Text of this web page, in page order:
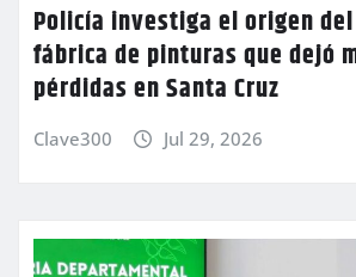
Policía investiga el origen
fábrica de pinturas que dejó
pérdidas en Santa Cruz
Clave300 Jul 29, 2026